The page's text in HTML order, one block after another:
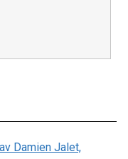
Damien Jalet,